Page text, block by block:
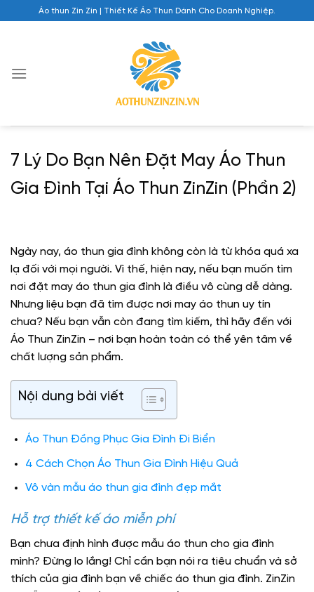
Áo thun Zin Zin | Thiết Kế Áo Thun Dành Cho Doanh Nghiệp.
7 Lý Do Bạn Nên Đặt May Áo Thun
Gia Đình Tại Áo Thun ZinZin (Phần 2)
Ngày nay, áo thun gia đình không còn là từ khóa quá xa
lạ đối với mọi người. Vì thế, hiện nay, nếu bạn muốn tìm
nơi đặt may áo thun gia đình là điều vô cùng dễ dàng.
Nhưng liệu bạn đã tìm được nơi may áo thun uy tín
chưa? Nếu bạn vẫn còn đang tìm kiếm, thì hãy đến với
Áo Thun ZinZin – nơi bạn hoàn toàn có thể yên tâm về
chất lượng sản phẩm.
Nội dung bài viết
Áo Thun Đồng Phục Gia Đình Đi Biển
4 Cách Chọn Áo Thun Gia Đình Hiệu Quả
Vô vàn mẫu áo thun gia đình đẹp mắt
Hỗ trợ thiết kế áo miễn phí
Bạn chưa định hình được mẫu áo thun cho gia đình
mình? Đừng lo lắng! Chỉ cần bạn nói ra tiêu chuẩn và sở
thích của gia đình bạn về chiếc áo thun gia đình. ZinZin